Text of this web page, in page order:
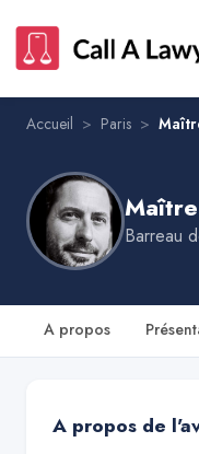
Accueil > Paris >
Barreau
A propos
A propos de